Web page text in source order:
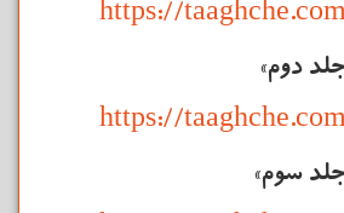
https://
جلد دوم»
https://
جلد سوم»